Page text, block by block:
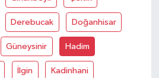
Derebucak Doğanhisar
Güneysinir Hadim
İlgin Kadinhani